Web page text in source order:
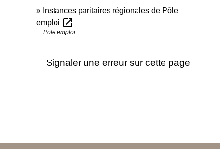
Instances paritaires régionales de Pôle
emploi open_in_new
Pôle emploi
Signaler une erreur sur cette page